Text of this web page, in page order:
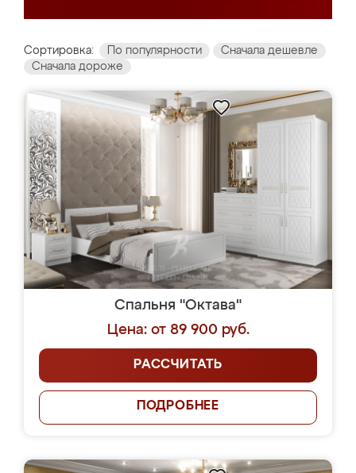
Сортировка: По популярности
Сначала дешевле
Сначала дороже
Спальня "Октава"
Цена: от 89 900 руб.
РАССЧИТАТЬ
ПОДРОБНЕЕ